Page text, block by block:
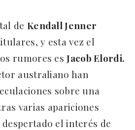
de Kendall Jenner
y esta vez el
rumores esJacob Elordi.
australiano han
sobre una
varias apariciones
el interés de